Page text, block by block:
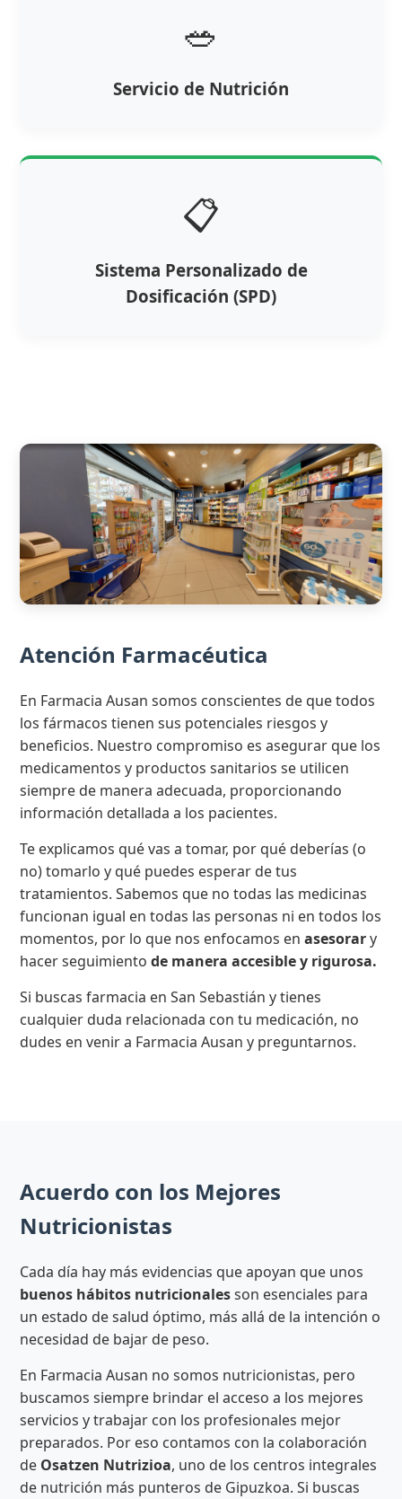
🥗
Servicio de Nutrición
📋
Sistema Personalizado de
Dosificación (SPD)
Atención Farmacéutica
En Farmacia Ausan somos conscientes de que todos
los fármacos tienen sus potenciales riesgos y
beneficios. Nuestro compromiso es asegurar que los
medicamentos y productos sanitarios se utilicen
siempre de manera adecuada, proporcionando
información detallada a los pacientes.
Te explicamos qué vas a tomar, por qué deberías (o
no) tomarlo y qué puedes esperar de tus
tratamientos. Sabemos que no todas las medicinas
funcionan igual en todas las personas ni en todos los
momentos, por lo que nos enfocamos enasesorary
hacer seguimientode manera accesible y rigurosa.
Si buscas farmacia en San Sebastián y tienes
cualquier duda relacionada con tu medicación, no
dudes en venir a Farmacia Ausan y preguntarnos.
Acuerdo con los Mejores
Nutricionistas
Cada día hay más evidencias que apoyan que unos
buenos hábitos nutricionalesson esenciales para
un estado de salud óptimo, más allá de la intención o
necesidad de bajar de peso.
En Farmacia Ausan no somos nutricionistas, pero
buscamos siempre brindar el acceso a los mejores
servicios y trabajar con los profesionales mejor
preparados. Por eso contamos con la colaboración
de Osatzen Nutrizioa, uno de los centros integrales
de nutrición más punteros de Gipuzkoa. Si buscas